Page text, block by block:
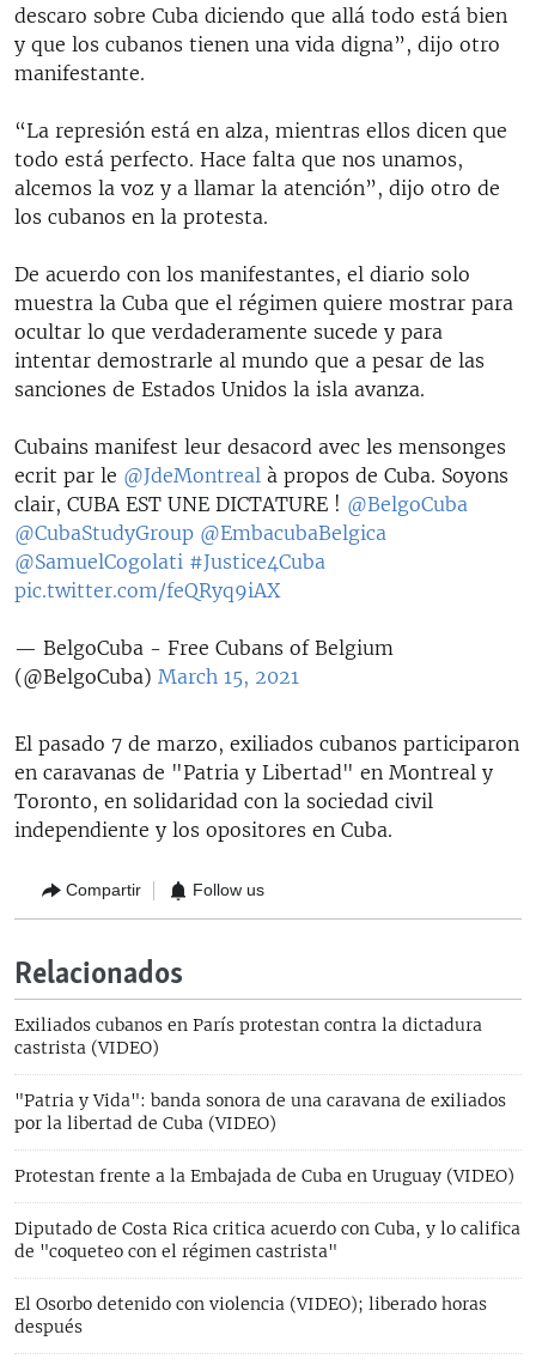
descaro sobre Cuba diciendo que allá todo está bien
y que los cubanos tienen una vida digna”, dijo otro
manifestante.
“La represión está en alza, mientras ellos dicen que
todo está perfecto. Hace falta que nos unamos,
alcemos la voz y a llamar la atención”, dijo otro de
los cubanos en la protesta.
De acuerdo con los manifestantes, el diario solo
muestra la Cuba que el régimen quiere mostrar para
ocultar lo que verdaderamente sucede y para
intentar demostrarle al mundo que a pesar de las
sanciones de Estados Unidos la isla avanza.
Cubains manifest leur desacord avec les mensonges
ecrit par le @JdeMontreal à propos de Cuba. Soyons
clair, CUBA EST UNE DICTATURE ! @BelgoCuba
@CubaStudyGroup @EmbacubaBelgica
@SamuelCogolati #Justice4Cuba
pic.twitter.com/feQRyq9iAX
— BelgoCuba - Free Cubans of Belgium
(@BelgoCuba) March 15, 2021
El pasado 7 de marzo, exiliados cubanos participaron
en caravanas de "Patria y Libertad" en Montreal y
Toronto, en solidaridad con la sociedad civil
independiente y los opositores en Cuba.
Compartir Follow us
Relacionados
Exiliados cubanos en París protestan contra la dictadura
castrista (VIDEO)
"Patria y Vida": banda sonora de una caravana de exiliados
por la libertad de Cuba (VIDEO)
Protestan frente a la Embajada de Cuba en Uruguay (VIDEO)
Diputado de Costa Rica critica acuerdo con Cuba, y lo califica
de "coqueteo con el régimen castrista"
El Osorbo detenido con violencia (VIDEO); liberado horas
después